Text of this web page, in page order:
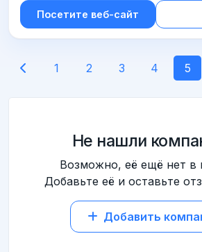
Посетите веб-сайт
1 2 3 4 5
Не нашли
Возможно, её ещё нет в
Добавьте её и оставьте
Добавить